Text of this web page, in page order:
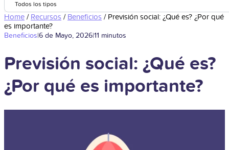
Todos los tipos
Home / Recursos / Beneficios / Previsión social: ¿Qué es? ¿Por qué
es importante?
Beneficios|6 de Mayo, 2026|11 minutos
Previsión social: ¿Qué es?
¿Por qué es importante?